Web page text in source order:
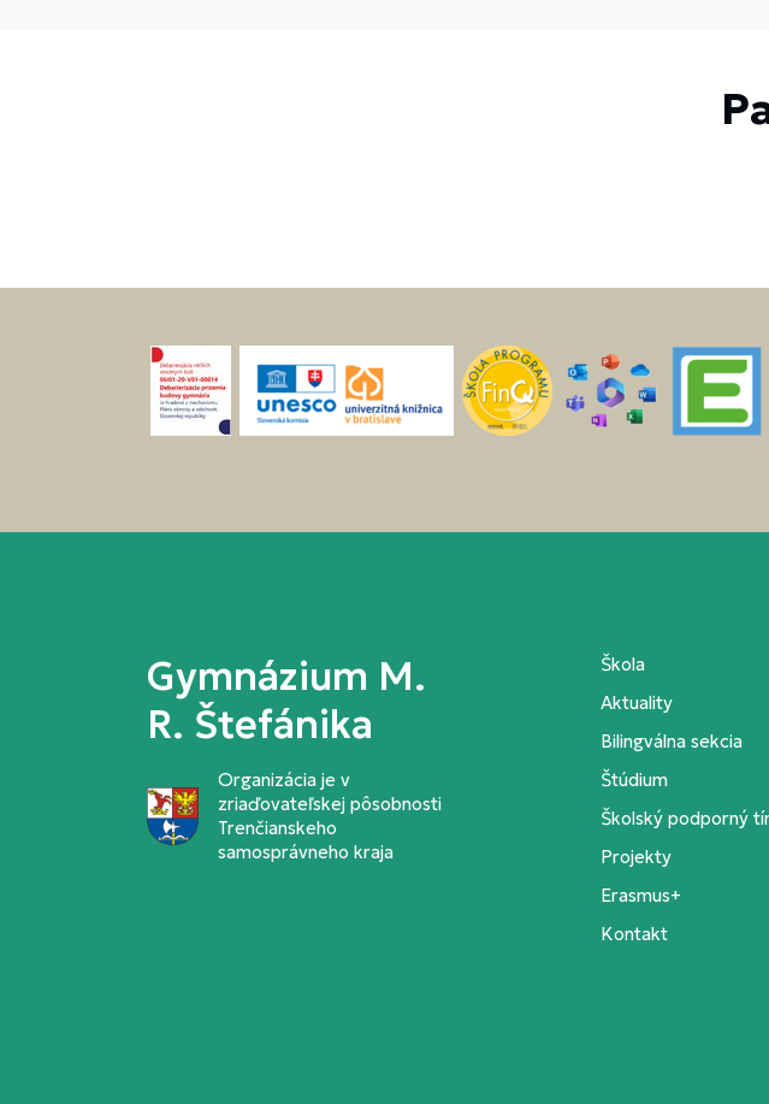
Gymnázium M.
R. Štefánika
Organizácia je v
zriaďovateľskej pôsobnosti
Trenčianskeho
samosprávneho kraja
Škola
Aktuality
Bilingválna sekcia
Štúdium
Školský podporný
Projekty
Erasmus+
Kontakt